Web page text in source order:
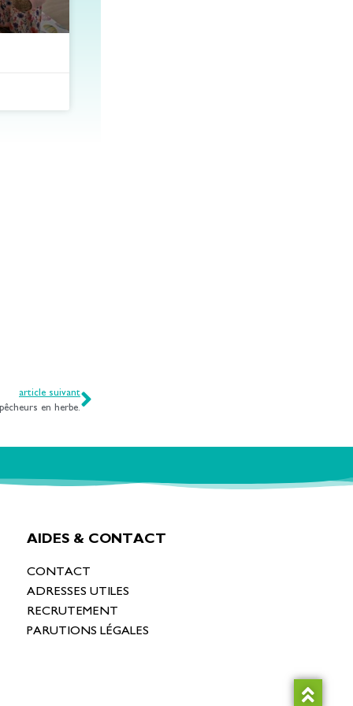
article suivant
en herbe.
AIDES & CONTACT
CONTACT
ADRESSES UTILES
RECRUTEMENT
PARUTIONS LÉGALES